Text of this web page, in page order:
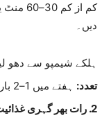
کم از
دیں۔
ہلکے شیمپو سے دھو
تعدد: ہفتے میں 1–2 بار۔
2. رات بھر گہری غذائیت